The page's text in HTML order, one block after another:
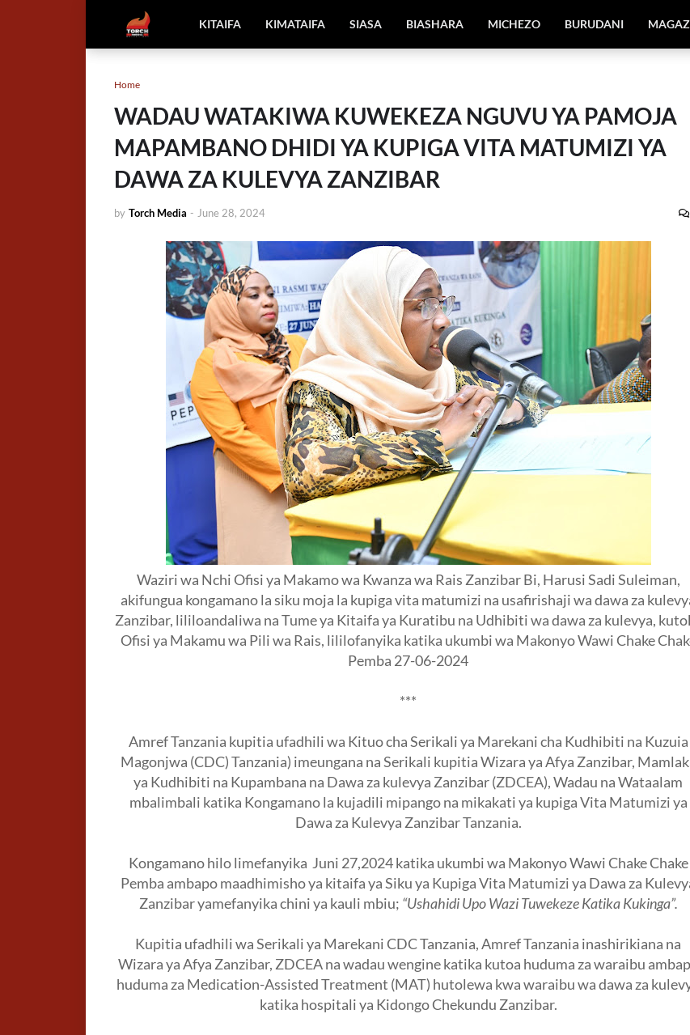
KITAIFA KIMATAIFA SIASA BIASHARA MICHEZO BURUDANI
Home
WADAU WATAKIWA KUWEKEZA NGUVU YA PAMOJA
MAPAMBANO DHIDI YA KUPIGA VITA MATUMIZI YA
DAWA ZA KULEVYA ZANZIBAR
by Torch Media - June 28, 2024
Waziri wa Nchi Ofisi ya Makamo wa Kwanza wa Rais Zanzibar Bi, Harusi Sadi Suleiman,
akifungua kongamano la siku moja la kupiga vita matumizi na usafirishaji wa dawa za
Zanzibar, lililoandaliwa na Tume ya Kitaifa ya Kuratibu na Udhibiti wa dawa za kulevya,
Ofisi ya Makamu wa Pili wa Rais, lililofanyika katika ukumbi wa Makonyo Wawi Chake
Pemba 27-06-2024
***
Amref Tanzania kupitia ufadhili wa Kituo cha Serikali ya Marekani cha Kudhibiti na Kuzuia
Magonjwa (CDC) Tanzania) imeungana na Serikali kupitia Wizara ya Afya Zanzibar,
ya Kudhibiti na Kupambana na Dawa za kulevya Zanzibar (ZDCEA), Wadau na Wataalam
mbalimbali katika Kongamano la kujadili mipango na mikakati ya kupiga Vita Matumizi ya
Dawa za Kulevya Zanzibar Tanzania.
Kongamano hilo limefanyika Juni 27,2024 katika ukumbi wa Makonyo Wawi Chake Chake
Pemba ambapo maadhimisho ya kitaifa ya Siku ya Kupiga Vita Matumizi ya Dawa za
Zanzibar yamefanyika chini ya kauli mbiu; “Ushahidi Upo Wazi Tuwekeze Katika Kukinga”.
Kupitia ufadhili wa Serikali ya Marekani CDC Tanzania, Amref Tanzania inashirikiana na
Wizara ya Afya Zanzibar, ZDCEA na wadau wengine katika kutoa huduma za waraibu
huduma za Medication-Assisted Treatment (MAT) hutolewa kwa waraibu wa dawa za
katika hospitali ya Kidongo Chekundu Zanzibar.